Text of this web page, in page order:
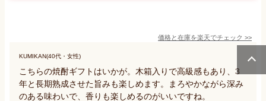
価格と在庫を楽天でチェック >>
KUMIKAN(40代・女性)
こちらの焼酎ギフトはいかが。木箱入りで高級感もあり、3
年と長期熟成させた旨みも楽しめます。まろやかながら深み
のある味わいで、香りも楽しめるのがいいですね。